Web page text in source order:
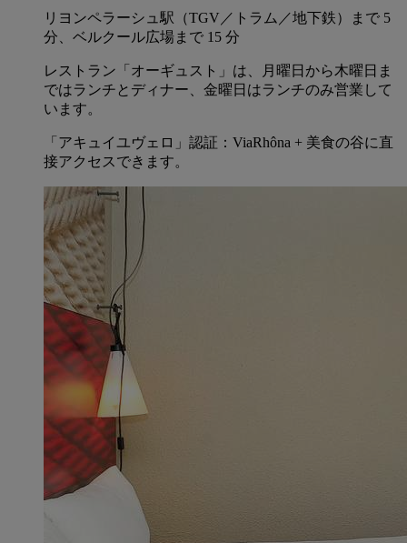
リヨンペラーシュ駅（TGV／トラム／地下鉄）まで 5
分、ベルクール広場まで 15 分
レストラン「オーギュスト」は、月曜日から木曜日ま
ではランチとディナー、金曜日はランチのみ営業して
います。
「アキュイユヴェロ」認証：ViaRhôna + 美食の谷に直
接アクセスできます。